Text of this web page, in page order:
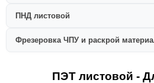
ПНД листовой
Фрезеровка ЧПУ и раскрой
ПЭТ листовой -